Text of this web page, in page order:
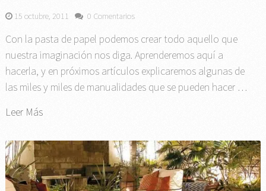
15 octubre, 2011 0 Comentarios
Con la pasta de papel podemos crear todo aquello que
nuestra imaginación nos diga. Aprenderemos aquí a
hacerla, y en próximos artículos explicaremos algunas de
las miles y miles de manualidades que se pueden hacer …
Leer Más